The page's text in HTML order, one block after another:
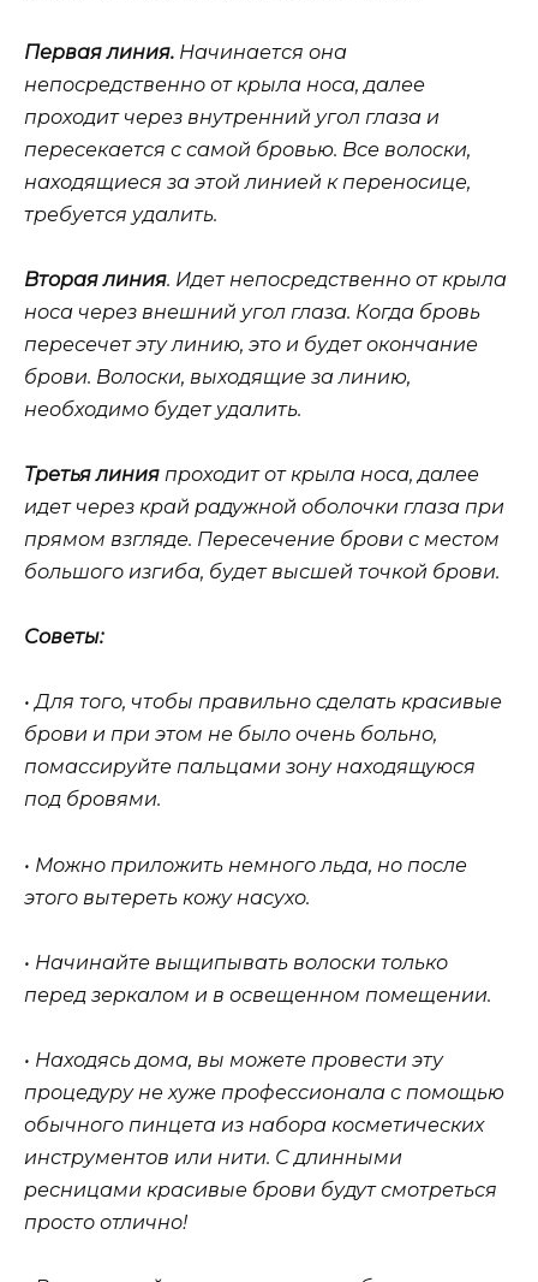
Первая линия. Начинается она
непосредственно от крыла носа, далее
проходит через внутренний угол глаза и
пересекается с самой бровью. Все волоски,
находящиеся за этой линией к переносице,
требуется удалить.
Вторая линия. Идет непосредственно от крыла
носа через внешний угол глаза. Когда бровь
пересечет эту линию, это и будет окончание
брови. Волоски, выходящие за линию,
необходимо будет удалить.
Третья линия проходит от крыла носа, далее
идет через край радужной оболочки глаза при
прямом взгляде. Пересечение брови с местом
большого изгиба, будет высшей точкой брови.
Советы:
• Для того, чтобы правильно сделать красивые
брови и при этом не было очень больно,
помассируйте пальцами зону находящуюся
под бровями.
• Можно приложить немного льда, но после
этого вытереть кожу насухо.
• Начинайте выщипывать волоски только
перед зеркалом и в освещенном помещении.
• Находясь дома, вы можете провести эту
процедуру не хуже профессионала с помощью
обычного пинцета из набора косметических
инструментов или нити. С длинными
ресницами красивые брови будут смотреться
просто отлично!